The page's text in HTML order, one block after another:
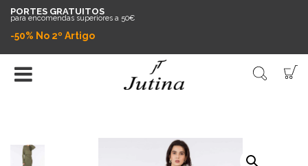
PORTES GRATUITOS
para encomendas superiores a 50€
-50% No 2º Artigo